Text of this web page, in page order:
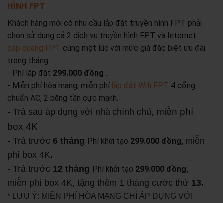
HÌNH FPT
Khách hàng mới có nhu cầu lắp đặt truyền hình FPT phải
chọn sử dụng cả 2 dịch vụ truyền hình FPT và Internet
cáp quang FPT cùng một lúc với mức giá đặc biệt ưu đãi
trong tháng .
- Phí lắp đặt 299.000 đồng .
- Miễn phí hòa mạng, miễn phí lắp đặt Wifi FPT 4 cổng
chuẩn AC, 2 băng tần cực mạnh.
- Trả sau áp dụng với nhà chính chủ, miễn phí
box 4K
- Trả trước 6 tháng Phí khởi tạo 299.000 đồng, miễn
phí box 4K.
- Trả trước 12 tháng Phí khởi tạo 299.000 đồng,
miễn phí box 4K, tặng thêm 1 tháng cước thứ 13.
* LƯU Ý: MIỄN PHÍ HÒA MẠNG CHỈ ÁP DỤNG VỚI